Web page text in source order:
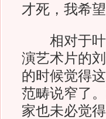
才死，我希
相对于叶
演艺术片的
的时候觉得
范畴说窄了
家也未必觉